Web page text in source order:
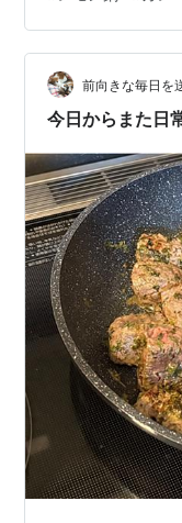
前向きな毎日を
今日からまた日